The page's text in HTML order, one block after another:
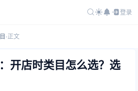
登录
-正文
开店时类目怎么选？选